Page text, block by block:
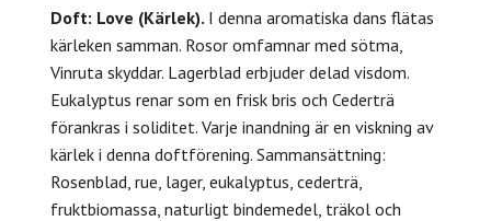
Doft: Love (Kärlek). I denna aromatiska dans flätas
kärleken samman. Rosor omfamnar med sötma,
Vinruta skyddar. Lagerblad erbjuder delad visdom.
Eukalyptus renar som en frisk bris och Cederträ
förankras i soliditet. Varje inandning är en viskning av
kärlek i denna doftförening. Sammansättning:
Rosenblad, rue, lager, eukalyptus, cederträ,
fruktbiomassa, naturligt bindemedel, träkol och